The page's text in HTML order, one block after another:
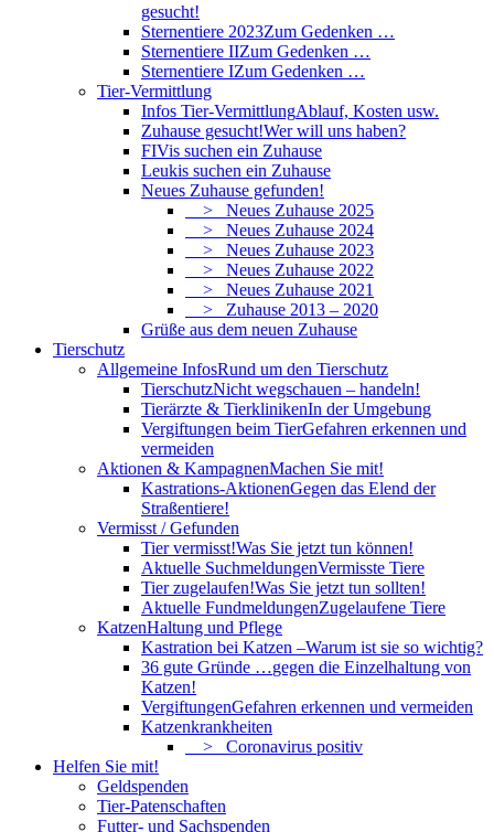
gesucht!
Sternentiere 2023Zum Gedenken …
Sternentiere IIZum Gedenken …
Sternentiere IZum Gedenken …
Tier-Vermittlung
Infos Tier-VermittlungAblauf, Kosten usw.
Zuhause gesucht!Wer will uns haben?
FIVis suchen ein Zuhause
Leukis suchen ein Zuhause
Neues Zuhause gefunden!
> Neues Zuhause 2025
> Neues Zuhause 2024
> Neues Zuhause 2023
> Neues Zuhause 2022
> Neues Zuhause 2021
> Zuhause 2013 – 2020
Grüße aus dem neuen Zuhause
Tierschutz
Allgemeine InfosRund um den Tierschutz
TierschutzNicht wegschauen – handeln!
Tierärzte & TierklinikenIn der Umgebung
Vergiftungen beim TierGefahren erkennen und
vermeiden
Aktionen & KampagnenMachen Sie mit!
Kastrations-AktionenGegen das Elend der
Straßentiere!
Vermisst / Gefunden
Tier vermisst!Was Sie jetzt tun können!
Aktuelle SuchmeldungenVermisste Tiere
Tier zugelaufen!Was Sie jetzt tun sollten!
Aktuelle FundmeldungenZugelaufene Tiere
KatzenHaltung und Pflege
Kastration bei Katzen –Warum ist sie so wichtig?
36 gute Gründe …gegen die Einzelhaltung von
Katzen!
VergiftungenGefahren erkennen und vermeiden
Katzenkrankheiten
> Coronavirus positiv
Helfen Sie mit!
Geldspenden
Tier-Patenschaften
Futter- und Sachspenden